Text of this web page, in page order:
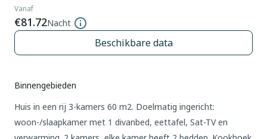
Vanaf
€81.72Nacht
Beschikbare data
Binnengebieden
Huis in een rij 3-kamers 60 m2. Doelmatig ingericht:
woon-/slaapkamer met 1 divanbed, eettafel, Sat-TV en